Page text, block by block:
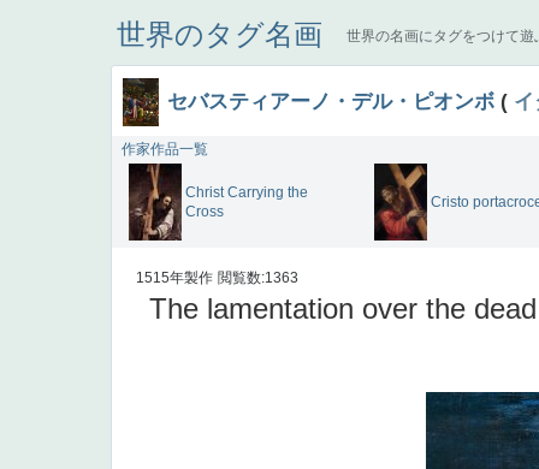
世界のタグ名画 世界の名画にタグをつけて遊
セバスティアーノ・デル・ピオンボ (
作家作品一覧
Christ Carrying the
Cross
Cristo
1515年製作 閲覧数:1363
The lamentation over the